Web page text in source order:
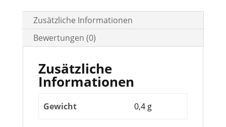
Zusätzliche Informationen
Bewertungen (0)
Zusätzliche
Informationen
Gewicht 0,4 g